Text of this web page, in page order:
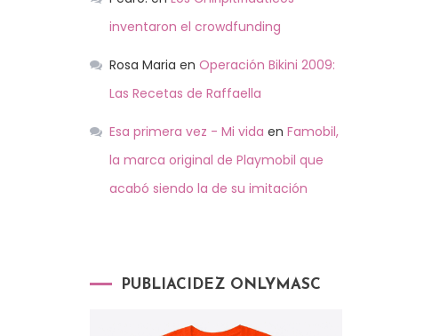
inventaron el crowdfunding
Rosa Maria en Operación Bikini 2009:
Las Recetas de Raffaella
Esa primera vez - Mi vida en Famobil,
la marca original de Playmobil que
acabó siendo la de su imitación
PUBLIACIDEZ ONLYMASC